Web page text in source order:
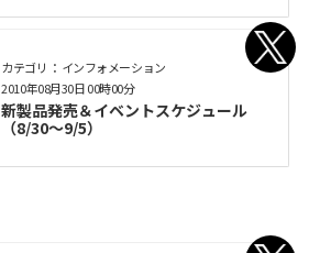
カテゴリ： インフォメーション
新製品発売＆イベントスケジュール
（8/30～9/5）
2010年08月30日 00時00分